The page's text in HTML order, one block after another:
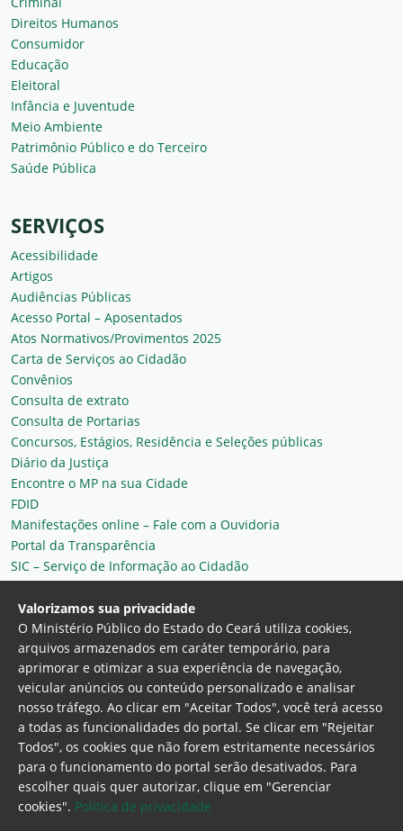
Direitos Humanos
Consumidor
Educação
Eleitoral
Infância e Juventude
Meio Ambiente
Patrimônio Público e do Terceiro
Saúde Pública
SERVIÇOS
Acessibilidade
Artigos
Audiências Públicas
Acesso Portal – Aposentados
Atos Normativos/Provimentos 2025
Carta de Serviços ao Cidadão
Convênios
Consulta de extrato
Consulta de Portarias
Concursos, Estágios, Residência e Seleções públicas
Diário da Justiça
Encontre o MP na sua Cidade
FDID
Manifestações online – Fale com a Ouvidoria
Portal da Transparência
SIC – Serviço de Informação ao Cidadão
Plantão MP do Ceará
Secretaria Geral
Ministério Público do Estado do Ceará
Procuradoria Geral de Justiça Av. Gen. Afonso
Albuquerque Lima, 130 - Cambeba - CEP:
Valorizamos sua privacidade
O Ministério Público do Estado do Ceará utiliza cookies,
arquivos armazenados em caráter temporário, para
aprimorar e otimizar a sua experiência de navegação,
veicular anúncios ou conteúdo personalizado e analisar
nosso tráfego. Ao clicar em "Aceitar Todos", você terá acesso
a todas as funcionalidades do portal. Se clicar em "Rejeitar
Todos", os cookies que não forem estritamente necessários
para o funcionamento do portal serão desativados. Para
escolher quais quer autorizar, clique em "Gerenciar
cookies". Politica de privacidade